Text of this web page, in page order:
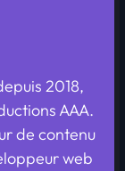
2018,
AAA.
de contenu
web